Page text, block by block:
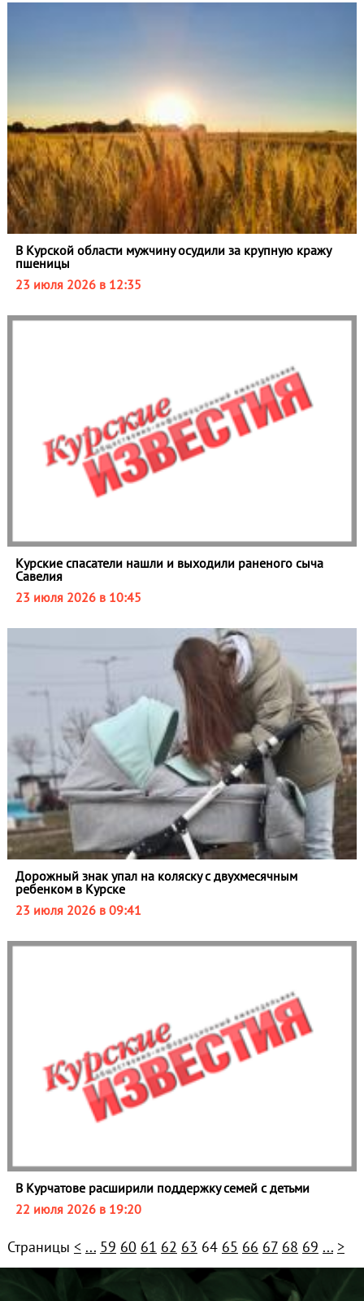
В Курской области мужчину осудили за крупную кражу
пшеницы
23 июля 2026 в 12:35
Курские спасатели нашли и выходили раненого сыча
Савелия
23 июля 2026 в 10:45
Дорожный знак упал на коляску с двухмесячным
ребенком в Курске
23 июля 2026 в 09:41
В Курчатове расширили поддержку семей с детьми
22 июля 2026 в 19:20
Страницы < ... 59 60 61 62 63 64 65 66 67 68 69 ... >